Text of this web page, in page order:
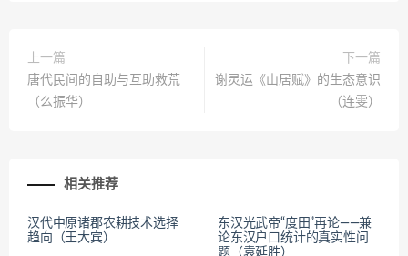
上一篇
唐代民间的自助与互助救荒
（么振华）
下一篇
谢灵运《山居赋》的生态意识
（连雯）
相关推荐
汉代中原诸郡农耕技术选择
趋向（王大宾）
东汉光武帝“度田”再论——兼
论东汉户口统计的真实性问
题（袁延胜）